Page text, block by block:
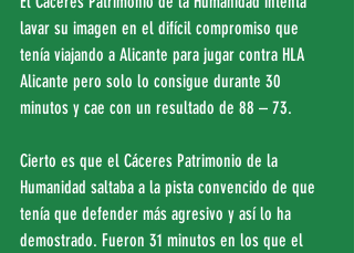
lavar su imagen en el difícil compromiso que
tenía viajando a Alicante para jugar contra HLA
Alicante pero solo lo consigue durante 30
minutos y cae con un resultado de 88 – 73.
Cierto es que el Cáceres Patrimonio de la
Humanidad saltaba a la pista convencido de que
tenía que defender más agresivo y así lo ha
demostrado. Fueron 31 minutos en los que el